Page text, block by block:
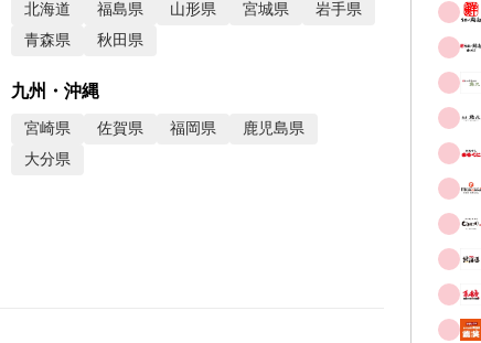
北海道 福島県 山形県 宮城県
岩手県
青森県
秋田県
九州・沖縄
宮崎県 佐賀県 福岡県
鹿児島県
大分県